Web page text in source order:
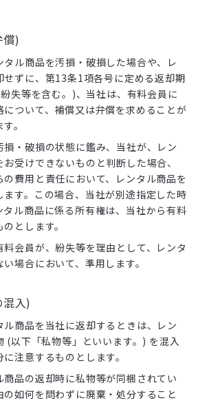
)
ル商品を汚損・破損した場合や、レ
せずに、第13条1項各号に定める返却期
失等を含む。)、当社は、有料会員に
ついて、補償又は弁償を求めることが
。
損・破損の状態に鑑み、当社が、レン
受けできないものと判断した場合、
費用と責任において、レンタル商品を
す。この場合、当社が別途指定した時
タル商品に係る所有権は、当社から有料
とします。
会員が、紛失等を理由として、レンタ
場合において、準用します。
入)
商品を当社に返却するときは、レン
(以下「私物等」といいます。) を混入
注意するものとします。
商品の返却時に私物等が同梱されてい
の如何を問わずに廃棄・処分すること